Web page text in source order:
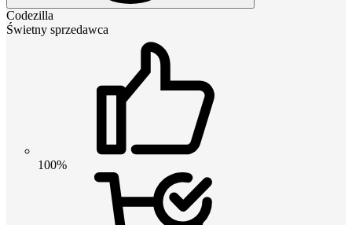
Codezilla
Świetny sprzedawca
100%